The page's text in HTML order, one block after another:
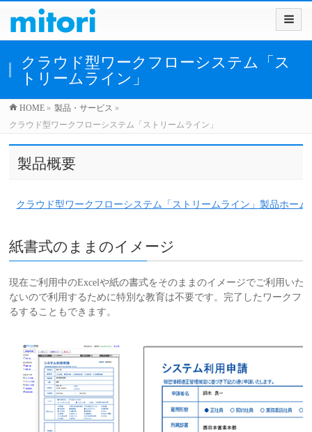
クラウド型ワークフローシステム「ス
トリームライン」
HOME » 製品・サービス »
クラウド型ワークフローシステム「ストリームライン」
製品概要
クラウド型ワークフローシステム「ストリームライン」製品ホーム
紙書式のままのイメージ
現在ご利用中のExcelや紙の書式をそのままのイメージでご利用いた
ないので利用するために特別な教育は不要です。完了したワークフ
るすることもできます。